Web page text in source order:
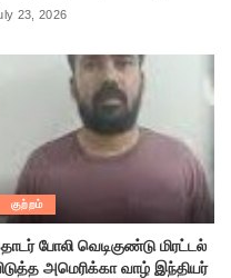
23, 2026
குற்றம்
போலி வெடிகுண்டு மிரட்டல்
அமெரிக்கா வாழ் இந்தியர்